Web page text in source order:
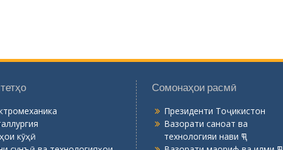
кӯҳӣ
Сомонаҳои расмӣ
Президенти Тоҷикистон
Вазорати саноат ва
технологияи нави ҶТ